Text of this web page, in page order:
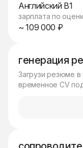
генерация
Загрузи резюме
временное CV
Английский B1
зарплата по
~ 109 000 ₽